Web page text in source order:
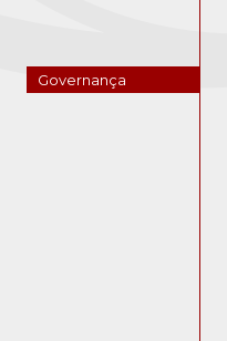
Governança